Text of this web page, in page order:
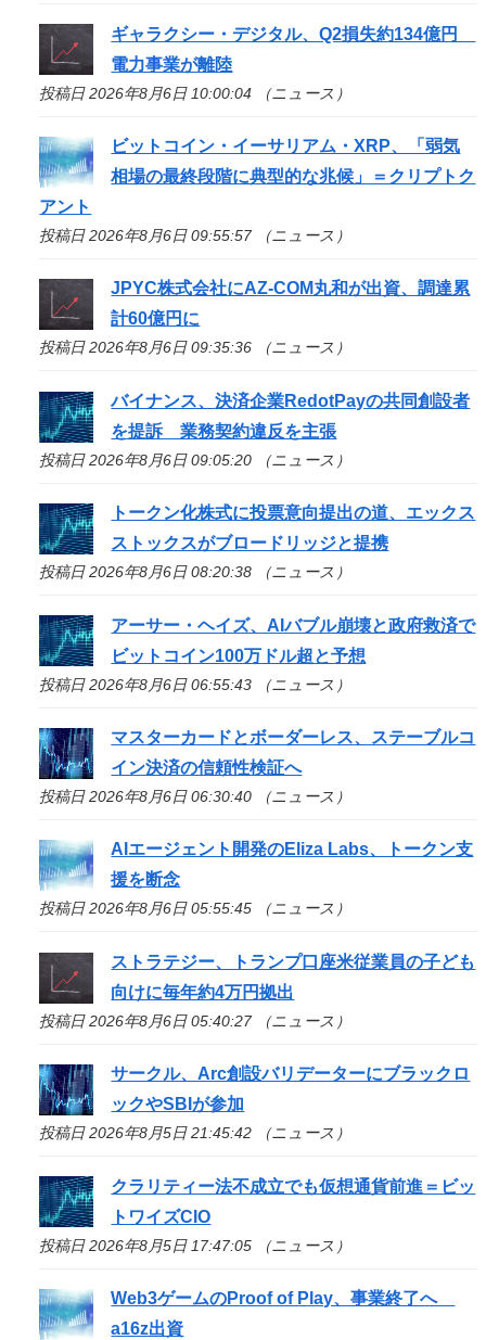
ギャラクシー・デジタル、Q2損失約134億円
電力事業が離陸
投稿日 2026年8月6日 10:00:04 （ニュース）
ビットコイン・イーサリアム・XRP、「弱気
相場の最終段階に典型的な兆候」＝クリプトク
アント
投稿日 2026年8月6日 09:55:57 （ニュース）
JPYC株式会社にAZ-COM丸和が出資、調達累
計60億円に
投稿日 2026年8月6日 09:35:36 （ニュース）
バイナンス、決済企業RedotPayの共同創設者
を提訴 業務契約違反を主張
投稿日 2026年8月6日 09:05:20 （ニュース）
トークン化株式に投票意向提出の道、エックス
ストックスがブロードリッジと提携
投稿日 2026年8月6日 08:20:38 （ニュース）
アーサー・ヘイズ、AIバブル崩壊と政府救済で
ビットコイン100万ドル超と予想
投稿日 2026年8月6日 06:55:43 （ニュース）
マスターカードとボーダーレス、ステーブルコ
イン決済の信頼性検証へ
投稿日 2026年8月6日 06:30:40 （ニュース）
AIエージェント開発のEliza Labs、トークン支
援を断念
投稿日 2026年8月6日 05:55:45 （ニュース）
ストラテジー、トランプ口座米従業員の子ども
向けに毎年約4万円拠出
投稿日 2026年8月6日 05:40:27 （ニュース）
サークル、Arc創設バリデーターにブラックロ
ックやSBIが参加
投稿日 2026年8月5日 21:45:42 （ニュース）
クラリティー法不成立でも仮想通貨前進＝ビッ
トワイズCIO
投稿日 2026年8月5日 17:47:05 （ニュース）
Web3ゲームのProof of Play、事業終了へ
a16z出資